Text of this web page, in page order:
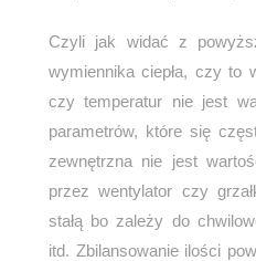
Czyli jak widać z
wymiennika ciepła, czy to
czy temperatur nie jest
parametrów, które się
zewnętrzna nie jest
przez wentylator czy
stałą bo zależy do
itd. Zbilansowanie ilości